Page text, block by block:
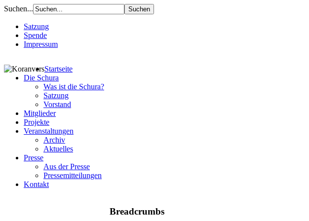
Suchen...
Satzung
Spende
Impressum
Startseite
Die Schura
Was ist die Schura?
Satzung
Vorstand
Mitglieder
Projekte
Veranstaltungen
Archiv
Aktuelles
Presse
Aus der Presse
Pressemitteilungen
Kontakt
Breadcrumbs